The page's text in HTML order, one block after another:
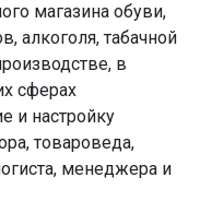
магазина обуви,
алкоголя, табачной
в
сферах
и настройку
товароведа,
менеджера и